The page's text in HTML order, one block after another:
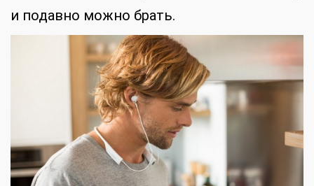
и подавно можно брать.